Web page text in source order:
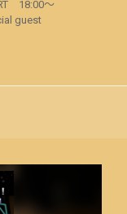
18:00～
guest